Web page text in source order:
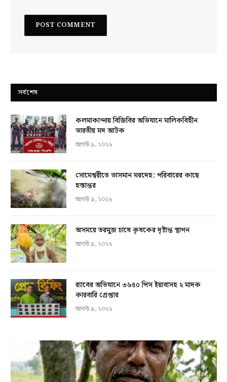
সর্বশেষ
কলমাকান্দায় বিজিবির অভিযানে মালিকবিহীন
ভারতীয় মদ আটক
আগস্ট ৯, ২০২৬
সোমেশ্বরীতে ভাসমান মরদেহ: পরিবারের কাছে
হস্তান্তর
আগস্ট ৯, ২০২৬
অসময়ে তরমুজ চাষে কৃষকের দৃষ্টান্ত স্থাপন
আগস্ট ৯, ২০২৬
র‍্যাবের অভিযানে ৩৬৫০ পিস ইয়াবাসহ ২ মাদক
কারবারি গ্রেপ্তার
আগস্ট ৯, ২০২৬